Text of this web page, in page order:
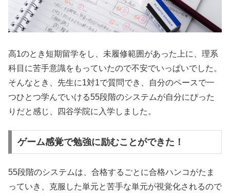
高1のとき短期留学をし、未履修範囲があった上に、理系
科目に苦手意識をもっていたので不安でいっぱいでした。
そんなとき、先生に1対1で質問でき、自分のペースで一
つひとつ学んでいける55段階のシステムが自分にぴった
りだと感じ、四谷学院に入学しました。
ゲーム感覚で勉強に励むことができた！
55段階のシステムは、合格するごとに合格ハンコがたま
っていき、克服した単元と苦手な単元が視覚化されるので